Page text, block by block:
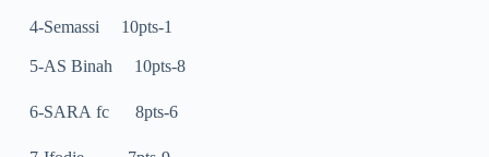
4-Semassi 10pts-1
5-AS Binah 10pts-8
6-SARA fc 8pts-6